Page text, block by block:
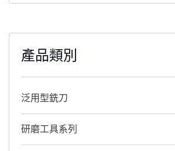
產品類別
泛用型銑刀
研磨工具系列